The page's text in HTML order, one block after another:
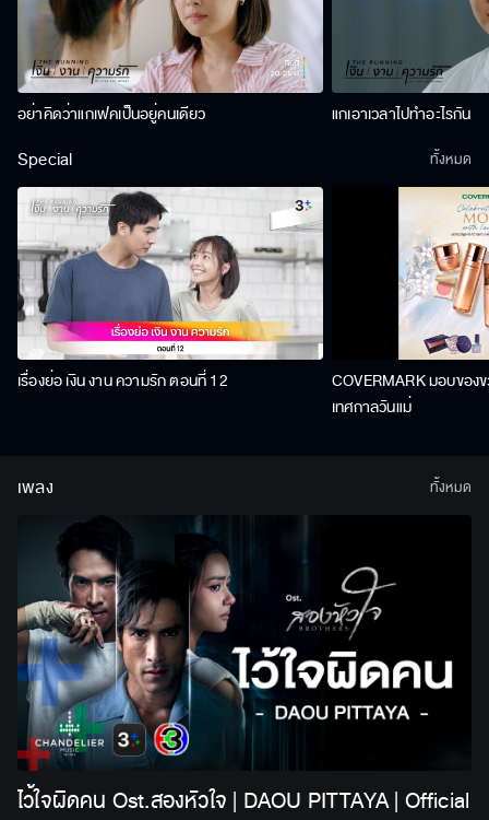
อย่าคิดว่าแกเฟคเป็นอยู่คนเดียว แกเอาเวลาไปทำอะไรกัน
Special
เรื่องย่อ เงิน งาน ความรัก ตอนที่ 12
COVERMARK มอบขอ
เทศกาลวันแม่
ทั้งหมด
เพลง
ไว้ใจผิดคน Ost.สองหัวใจ | DAOU PITTAYA | Official
ทั้งหมด